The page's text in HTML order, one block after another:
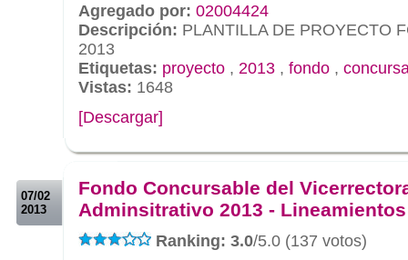
Agregado por: 02004424
Descripción: PLANTILLA DE PROYECTO
2013
Etiquetas: proyecto , 2013 , fondo ,
Vistas: 1648
[Descargar]
07/02
2013
Fondo Concursable del
Adminsitrativo 2013 - Lineamientos
Ranking: 3.0/5.0 (137 votos)